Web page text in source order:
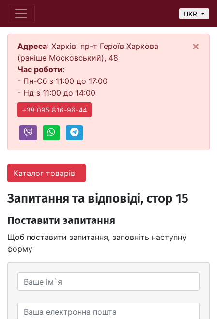
UKR
Адреса: Харків, пр-т Героїв Харкова
(раніше Московський), 48
Час роботи:
- Пн-Сб з 11:00 до 17:00
- Нд з 11:00 до 14:00
+38 095 816-96-44
×
Каталог товарів
Запитання та відповіді, стор 15
Поставити запитання
Щоб поставити запитання, заповніть наступну
форму